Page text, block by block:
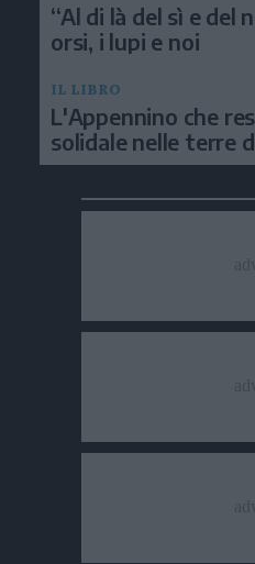
“Al di là del sì e del
orsi, i lupi e noi
IL LIBRO
L'Appennino che
solidale nelle terre